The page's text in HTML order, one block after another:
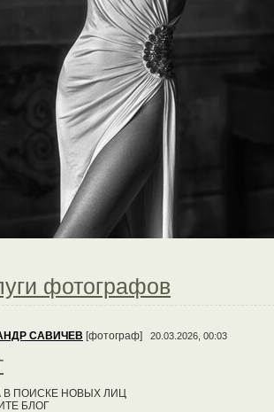
фотографов
САВИЧЕВ [фотограф] 20.03.2026, 00:03
В ПОИСКЕ НОВЫХ ЛИЦ
БЛОГ